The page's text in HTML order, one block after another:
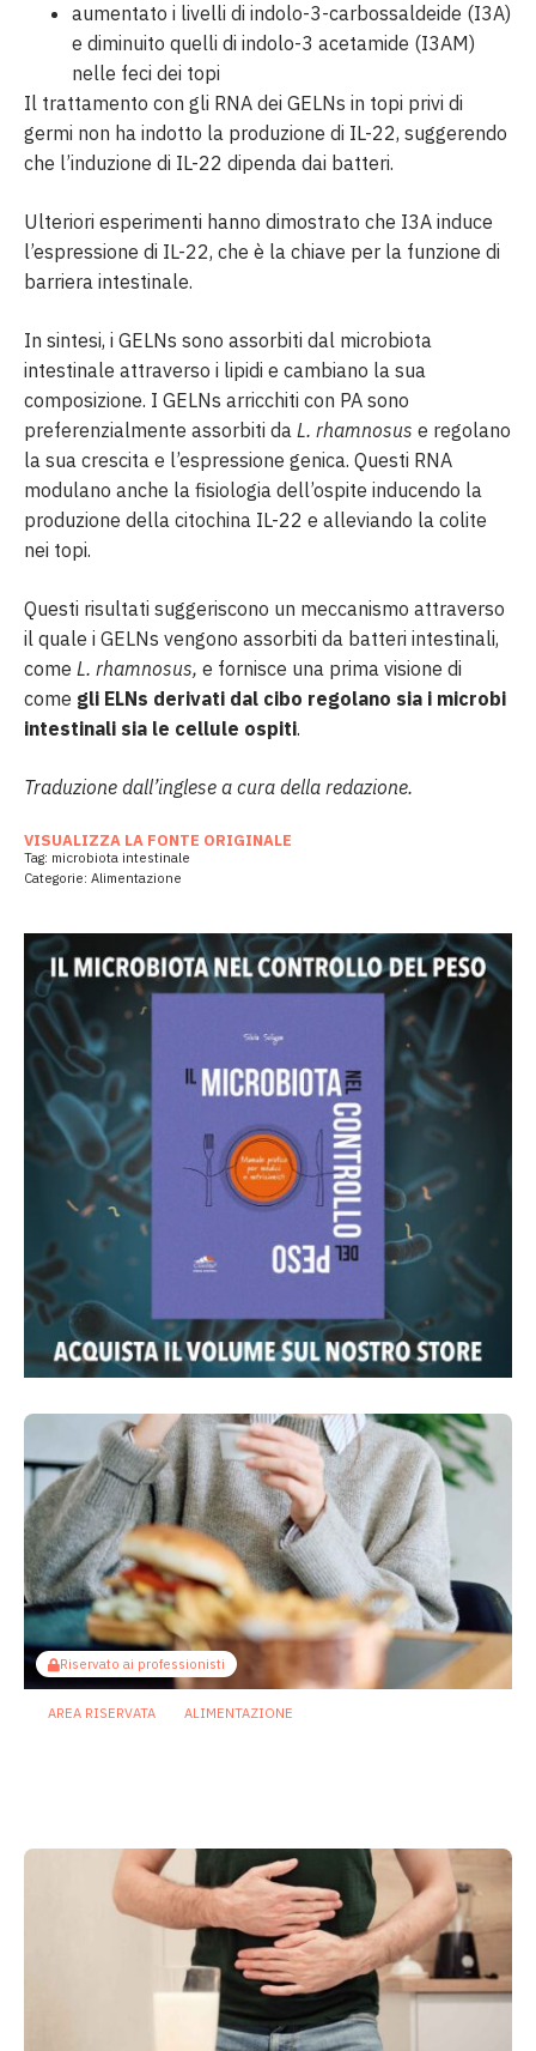
aumentato i livelli di indolo-3-carbossaldeide (I3A)
e diminuito quelli di indolo-3 acetamide (I3AM)
nelle feci dei topi
Il trattamento con gli RNA dei GELNs in topi privi di
germi non ha indotto la produzione di IL-22, suggerendo
che l’induzione di IL-22 dipenda dai batteri.
Ulteriori esperimenti hanno dimostrato che I3A induce
l’espressione di IL-22, che è la chiave per la funzione di
barriera intestinale.
In sintesi, i GELNs sono assorbiti dal microbiota
intestinale attraverso i lipidi e cambiano la sua
composizione. I GELNs arricchiti con PA sono
preferenzialmente assorbiti da L. rhamnosus e regolano
la sua crescita e l’espressione genica. Questi RNA
modulano anche la fisiologia dell’ospite inducendo la
produzione della citochina IL-22 e alleviando la colite
nei topi.
Questi risultati suggeriscono un meccanismo attraverso
il quale i GELNs vengono assorbiti da batteri intestinali,
come L. rhamnosus, e fornisce una prima visione di
come gli ELNs derivati dal cibo regolano sia i microbi
intestinali sia le cellule ospiti.
Traduzione dall’inglese a cura della redazione.
VISUALIZZA LA FONTE ORIGINALE
Tag: microbiota intestinale
Categorie: Alimentazione
Riservato ai professionisti
AREA RISERVATA ALIMENTAZIONE